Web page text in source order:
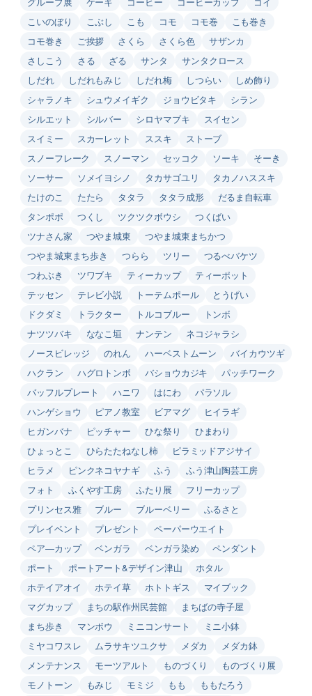
こいのぼり
こぶし こも コモ コモ巻
こも巻き
コモ巻き
ご挨拶 さくら さくら色
サザンカ
さしこう
さる ざる サンタ
サンタクロース
しだれ
しだれもみじ しだれ梅 しつらい
しめ飾り
シャラノキ
シュウメイギク ジョウビタキ
シラン
シルエット
シルバー シロヤマブキ
スイセン
スイミー
スカーレット ススキ
ストーブ
スノーフレーク
スノーマン セッコク ソーキ
そーき
ソーサー
ソメイヨシノ タカサゴユリ
タカノハススキ
たけのこ
たたら タタラ タタラ成形
だるま自転車
タンポポ
つくし ツクツクボウシ
つくばい
ツナさん家
つやま城東
つやま城東まちかつ
つやま城東まち歩き
つらら ツリー
つるべバケツ
つわぶき
ツワブキ ティーカップ
ティーポット
テッセン
テレビ小説 トーテムポール
とうげい
ドクダミ
トラクター トルコブルー
トンボ
ナツツバキ
ななこ垣 ナンテン
ネコジャラシ
ノースビレッジ
のれん ハーベストムーン
バイカウツギ
ハクラン
ハグロトンボ バショウカジキ
パッチワーク
バッフルプレート
ハニワ はにわ
パラソル
ハンゲショウ
ピアノ教室 ビアマグ
ヒイラギ
ヒガンバナ
ピッチャー ひな祭り
ひまわり
ひょっとこ
ひらたたねなし柿
ピラミッドアジサイ
ヒラメ
ピンクネコヤナギ ふう
ふう津山陶芸工房
フォト
ふくやす工房 ふたり展
フリーカップ
プリンセス雅
ブルー ブルーベリー
ふるさと
プレイベント
プレゼント
ペーパーウエイト
ペア―カップ
ベンガラ ベンガラ染め
ペンダント
ポート
ポートアート&デザイン津山
ホタル
ホテイアオイ
ホテイ草 ホトトギス
マイブック
マグカップ
まちの駅作州民芸館
まちばの寺子屋
まち歩き
マンボウ ミニコンサート
ミニ小鉢
ミヤコワスレ
ムラサキツユクサ メダカ
メダカ鉢
メンテナンス
モーツアルト ものづくり
ものづくり展
モノトーン
もみじ モミジ もも
ももたろう